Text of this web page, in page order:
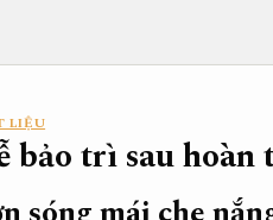
LIỆU
bảo trì sau hoàn